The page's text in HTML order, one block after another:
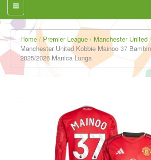
Home Premier League
Manchester United
Manchester United Kobbie Mainoo 37
2025/2026 Manica Lunga